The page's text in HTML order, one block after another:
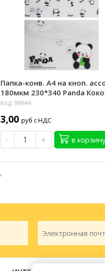
Папка-конв. А4 на кноп.
180мкм 230*340 Panda
Код: 99944
3,00 руб с НДС
- + в